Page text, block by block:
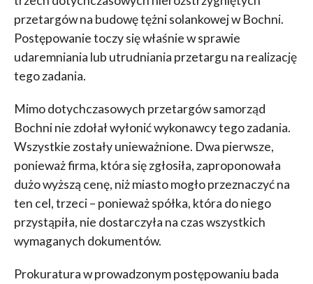
przetargów na budowę tężni solankowej w Bochni.
Postępowanie toczy się właśnie w sprawie
udaremniania lub utrudniania przetargu na realizację
tego zadania.
Mimo dotychczasowych przetargów samorząd
Bochni nie zdołał wyłonić wykonawcy tego zadania.
Wszystkie zostały unieważnione. Dwa pierwsze,
ponieważ firma, która się zgłosiła, zaproponowała
dużo wyższą cenę, niż miasto mogło przeznaczyć na
ten cel, trzeci – ponieważ spółka, która do niego
przystąpiła, nie dostarczyła na czas wszystkich
wymaganych dokumentów.
Prokuratura w prowadzonym postępowaniu bada